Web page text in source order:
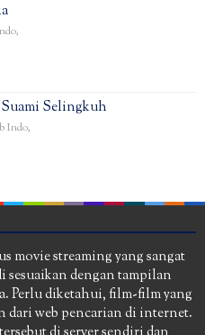
,
Selingkuh
Indo,
movie streaming yang sangat
sesuaikan dengan tampilan
Perlu diketahui, film-film yang
dari web pencarian di internet.